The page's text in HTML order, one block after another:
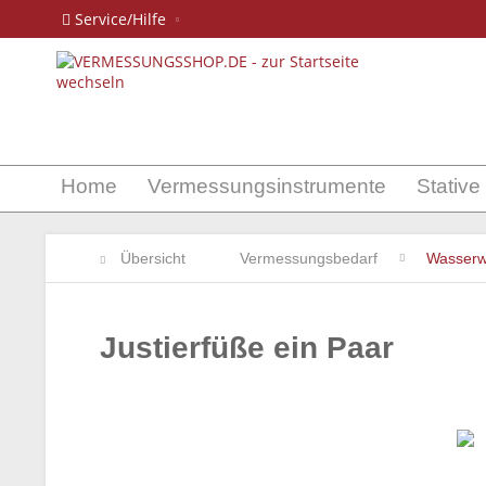
Service/Hilfe
Home Vermessungsinstrumente Stative
Übersicht Vermessungsbedarf
Justierfüße ein Paar